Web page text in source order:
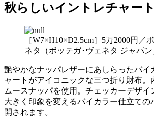
秋らしいイントレチャー
［W7×H10×D2.5cm］5万2000円／
ネタ（ボッテガ･ヴェネタ ジャパン
艶やかなナッパレザーにあしらったバイ
ャートがアイコニックな三つ折り財布。
ムースナッパを使用。チェッカーデザイ
大きく印象を変えるバイカラー仕立ての
開されます。